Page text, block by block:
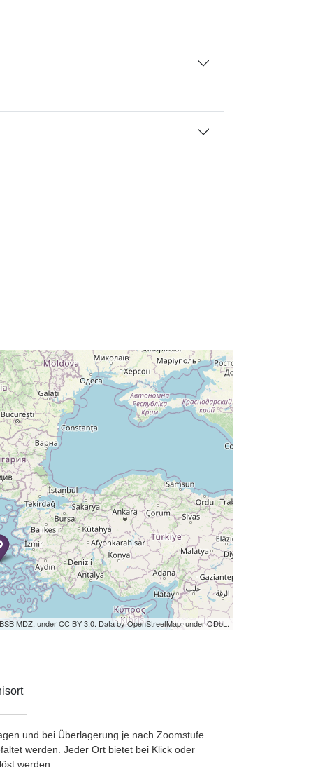
MDZ, under CC BY 3.0. Data by OpenStreetMap, under ODbL.
und bei Überlagerung je nach Zoomstufe
werden. Jeder Ort bietet bei Klick oder
werden.